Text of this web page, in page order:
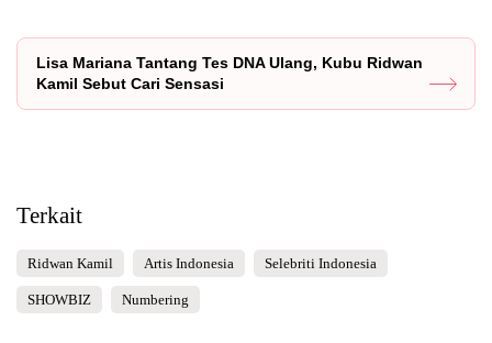
Lisa Mariana Tantang Tes DNA Ulang, Kubu Ridwan
Kamil Sebut Cari Sensasi
Terkait
Ridwan Kamil Artis Indonesia Selebriti Indonesia
SHOWBIZ Numbering